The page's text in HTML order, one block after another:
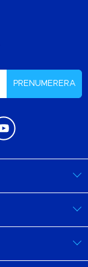
PRENUMERERA